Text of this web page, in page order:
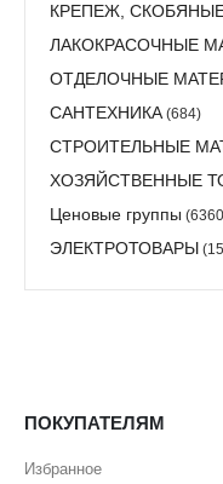
КРЕПЕЖ,
ЛАКОКРАСОЧНЫЕ
ОТДЕЛОЧНЫЕ
САНТЕХНИКА (684)
СТРОИТЕЛЬНЫЕ
ХОЗЯЙСТВЕННЫЕ
Ценовые группы
ЭЛЕКТРОТОВАРЫ
ПОКУПАТЕЛЯМ
Избранное